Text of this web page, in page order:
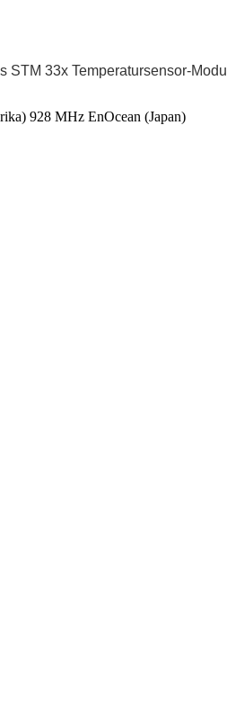
33x Temperatursensor-Modul
928 MHz EnOcean (Japan)